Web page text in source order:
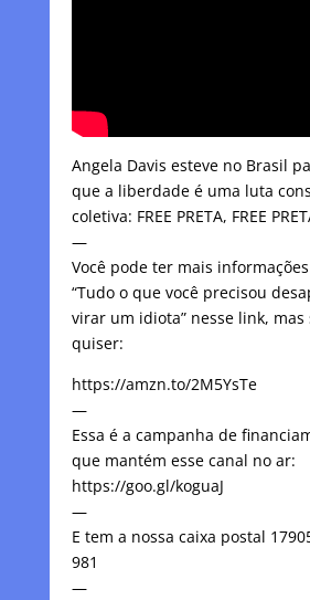
Angela Davis esteve no Brasil
que a liberdade é uma luta
coletiva: FREE PRETA, FREE
—
Você pode ter mais
“Tudo o que você precisou
virar um idiota” nesse link, mas
quiser:
https://amzn.to/2M5YsTe
—
Essa é a campanha de
que mantém esse canal no ar:
https://goo.gl/koguaJ
—
E tem a nossa caixa postal
981
—